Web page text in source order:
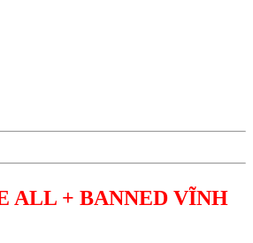
ALL + BANNED VĨNH